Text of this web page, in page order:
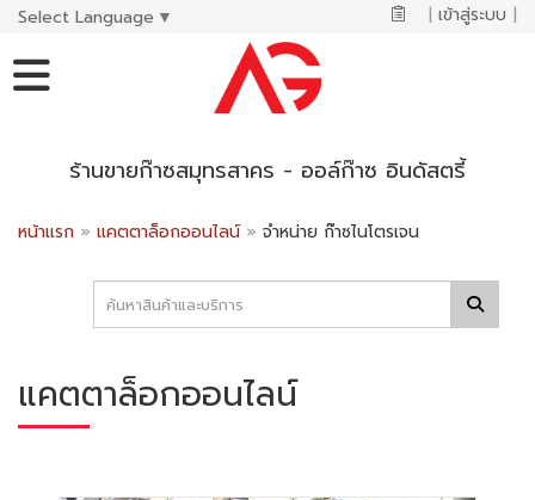
Select Language ▼ | เข้าสู่ระบบ |
ร้านขายก๊าซสมุทรสาคร - ออล์ก๊าซ อินดัสตรี้
หน้าแรก » แคตตาล็อกออนไลน์ » จำหน่าย ก๊าซไนโตรเจน
แคตตาล็อกออนไลน์